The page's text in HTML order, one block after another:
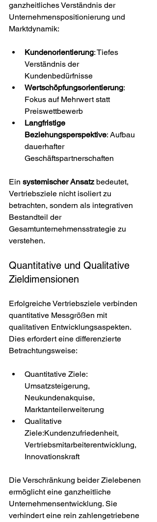
ganzheitliches Verständnis der
Unternehmenspositionierung und
Marktdynamik:
Kundenorientierung: Tiefes
Verständnis der
Kundenbedürfnisse
Wertschöpfungsorientierung:
Fokus auf Mehrwert statt
Preiswettbewerb
Langfristige
Beziehungsperspektive: Aufbau
dauerhafter
Geschäftspartnerschaften
Ein systemischer Ansatz bedeutet,
Vertriebsziele nicht isoliert zu
betrachten, sondern als integrativen
Bestandteil der
Gesamtunternehmensstrategie zu
verstehen.
Quantitative und Qualitative
Zieldimensionen
Erfolgreiche Vertriebsziele verbinden
quantitative Messgrößen mit
qualitativen Entwicklungsaspekten.
Dies erfordert eine differenzierte
Betrachtungsweise:
Quantitative Ziele:
Umsatzsteigerung,
Neukundenakquise,
Marktanteilerweiterung
Qualitative
Ziele:Kundenzufriedenheit,
Vertriebsmitarbeiterentwicklung,
Innovationskraft
Die Verschränkung beider Zielebenen
ermöglicht eine ganzheitliche
Unternehmensentwicklung. Sie
verhindert eine rein zahlengetriebene